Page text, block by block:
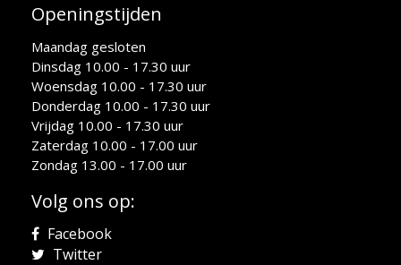
Openingstijden
Maandag gesloten
Dinsdag 10.00 - 17.30 uur
Woensdag 10.00 - 17.30 uur
Donderdag 10.00 - 17.30 uur
Vrijdag 10.00 - 17.30 uur
Zaterdag 10.00 - 17.00 uur
Zondag 13.00 - 17.00 uur
Volg ons op:
Facebook
Twitter